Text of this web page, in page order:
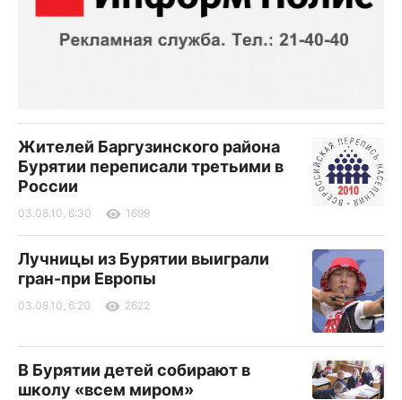
Жителей Баргузинского района
Бурятии переписали третьими в
России
03.08.10, 6:30 1699
Лучницы из Бурятии выиграли
гран-при Европы
03.08.10, 6:20 2622
В Бурятии детей собирают в
школу «всем миром»